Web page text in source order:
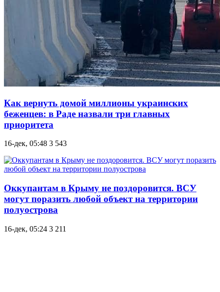
Как вернуть домой миллионы украинских
беженцев: в Раде назвали три главных
приоритета
16-дек, 05:48 3 543
Оккупантам в Крыму не поздоровится. ВСУ
могут поразить любой объект на территории
полуострова
16-дек, 05:24 3 211